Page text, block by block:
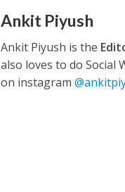
कुलदीप
Ankit Piyush
Ankit Piyush is the
also loves to do Social
on instagram